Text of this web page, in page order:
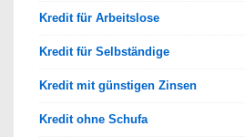
Kredit für Arbeitslose
Kredit für Selbständige
Kredit mit günstigen Zinsen
Kredit ohne Schufa